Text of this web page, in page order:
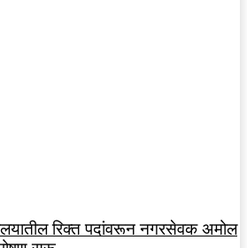
रिक्त पदांवरून नगरसेवक अमोल